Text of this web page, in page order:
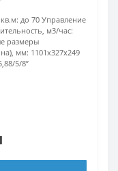
до 70 Управление
м3/час:
размеры
мм: 1101х327х249
5/8’’